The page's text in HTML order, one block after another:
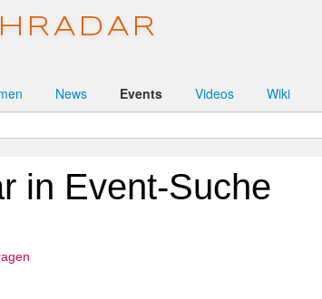
News Events Videos Wiki
in Event-Suche